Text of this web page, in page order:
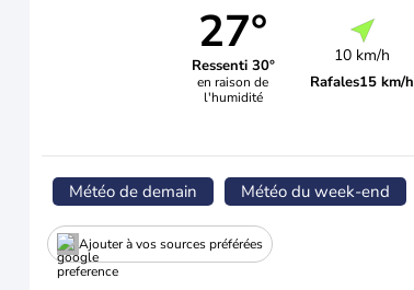
27°
Ressenti 30°
en raison de
l'humidité
10 km/h
Rafales15 km/h
Météo de demain Météo du week-end
Ajouter à vos sources préférées